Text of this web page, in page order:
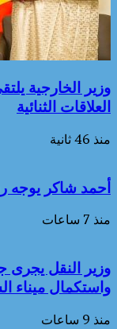
وزير الخارجية
العلاقات الثنائية
منذ 46 ثانية
أحمد شاكر يوجه
منذ 7 ساعات
وزير النقل يجرى
واستكمال ميناء
منذ 9 ساعات